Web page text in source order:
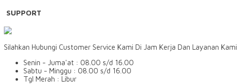
SUPPORT
Silahkan Hubungi Customer Service Kami Di Jam Kerja Dan Layanan Kami
Senin - Juma'at : 08.00 s/d 16.00
Sabtu - Minggu : 08.00 s/d 16.00
Tgl Merah : Libur